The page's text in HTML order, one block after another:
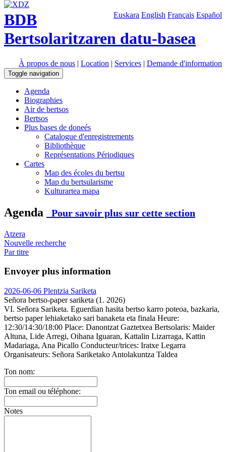
Euskara English Français Español
BDB
Bertsolaritzaren datu-basea
À propos de nous | Location | Services | Demande d'information
Toggle navigation
Agenda
Biographies
Air de bertsos
Bertsos
Plus bases de doneés
Catalogue d'enregistrements
Bibliothèque
Représentations Périodiques
Cartes
Map des écoles du bertsu
Map du bertsularisme
Kulturartea mapa
Agenda Pour savoir plus sur cette section
Atzera
Nouvelle recherche
Par titre
Envoyer plus information
2026-06-06 Plentzia Sariketa
Señora bertso-paper sariketa (1. 2026)
VI. Señora Sariketa. Eguerdian hasita bertso karro poteoa, bazkaria,
bertso paper lehiaketako sari banaketa eta finala Heure:
12:30/14:30/18:00 Place: Danontzat Gaztetxea Bertsolaris: Maider
Altuna, Lide Arregi, Oihana Iguaran, Kattalin Lizarraga, Kattin
Madariaga, Ana Picallo Conducteur/trices: Iratxe Legarra
Organisateurs: Señora Sariketako Antolakuntza Taldea
Ton nom:
Ton email ou téléphone:
Notes